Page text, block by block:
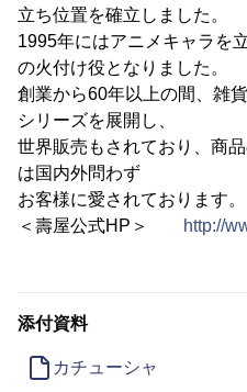
立ち位置を確立しました。
1995年にはアニメキャラを
の火付け役となりました。
創業から60年以上の間、雑
シリーズを展開し、
世界販売もされており、商
は国内外問わず
お客様に愛されております。
＜壽屋公式HP＞
http://
添付資料
カチューシャ